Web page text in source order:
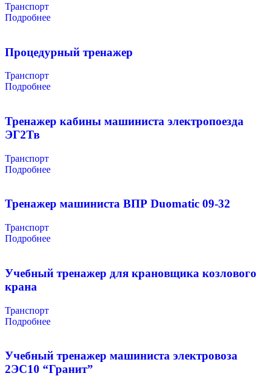
Транспорт
Подробнее
Процедурный тренажер
Транспорт
Подробнее
Тренажер кабины машиниста электропоезда
ЭГ2Тв
Транспорт
Подробнее
Тренажер машиниста ВПР Duomatic 09-32
Транспорт
Подробнее
Учебный тренажер для крановщика козлового
крана
Транспорт
Подробнее
Учебный тренажер машиниста электровоза
2ЭС10 “Гранит”